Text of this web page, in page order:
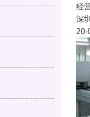
经
深
20-